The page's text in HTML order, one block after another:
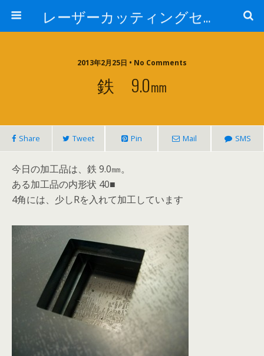
レーザーカッティングセンター 株式会社 中本鉄工所
2013年2月25日 • No Comments
鉄 9.0㎜
Share Tweet Pin Mail SMS
今日の加工品は、鉄 9.0㎜。
ある加工品の内形状 40■
4角には、少しRを入れて加工しています